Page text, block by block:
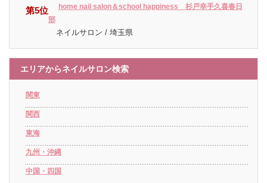
第5位
home nail salon＆school happiness 杉戸幸手久喜春日
部
ネイルサロン / 埼玉県
エリアからネイルサロン検索
関東
関西
東海
九州・沖縄
中国・四国